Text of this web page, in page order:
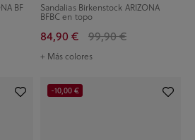
BF Sandalias Birkenstock ARIZONA
BFBC en topo
84,90 € 99,90 €
+ Más colores
-10,00 €